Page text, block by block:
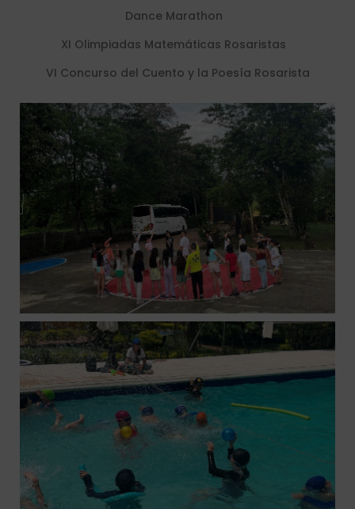
Dance Marathon
XI Olimpiadas Matemáticas Rosaristas
VI Concurso del Cuento y la Poesía Rosarista